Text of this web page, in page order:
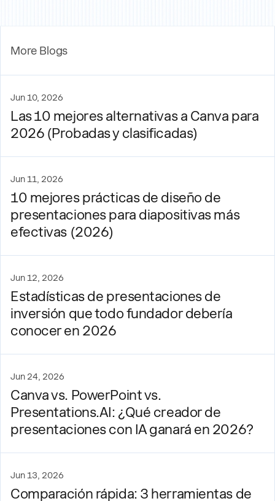
More Blogs
Jun 10, 2026
Las 10 mejores alternativas a Canva para
2026 (Probadas y clasificadas)
Jun 11, 2026
10 mejores prácticas de diseño de
presentaciones para diapositivas más
efectivas (2026)
Jun 12, 2026
Estadísticas de presentaciones de
inversión que todo fundador debería
conocer en 2026
Jun 24, 2026
Canva vs. PowerPoint vs.
Presentations.AI: ¿Qué creador de
presentaciones con IA ganará en 2026?
Jun 13, 2026
Comparación rápida: 3 herramientas de